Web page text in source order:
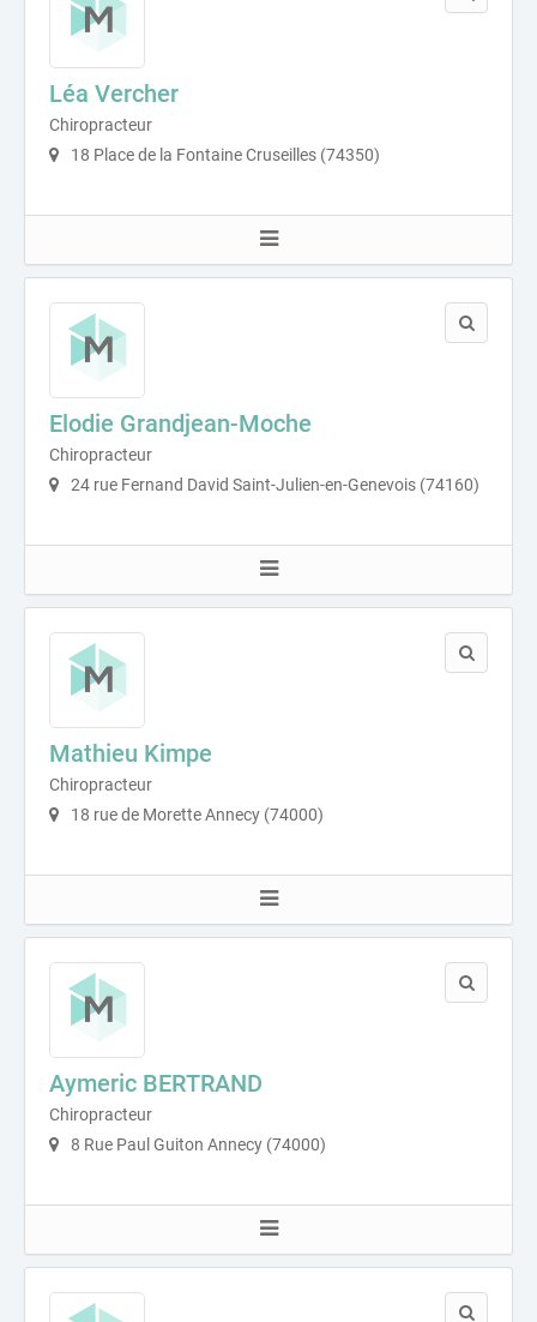
Léa Vercher
Chiropracteur
18 Place de la Fontaine Cruseilles (74350)
Elodie Grandjean-Moche
Chiropracteur
24 rue Fernand David Saint-Julien-en-Genevois (74160)
Mathieu Kimpe
Chiropracteur
18 rue de Morette Annecy (74000)
Aymeric BERTRAND
Chiropracteur
8 Rue Paul Guiton Annecy (74000)